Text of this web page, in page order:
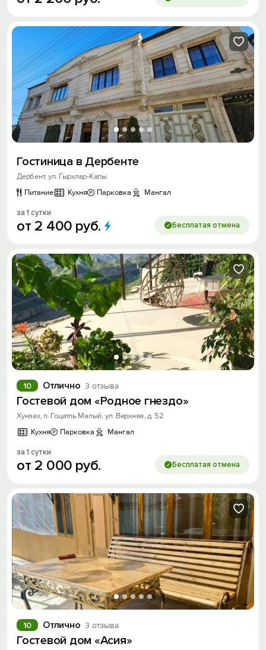
Гостиница в Дербенте
Дербент, ул. Гырхлар-Капы
Питание
Кухня Парковка Мангал
за 1 сутки
от 2 400 руб. Бесплатая отмена
Отлично 3 отзыва
10
Гостевой дом «Родное гнездо»
Хунзах, п. Гоцатль Малый, ул. Верхняя, д. 52
Кухня
Парковка Мангал
за 1 сутки
от 2 000 руб. Бесплатая отмена
Отлично 3 отзыва
10
Гостевой дом «Асия»